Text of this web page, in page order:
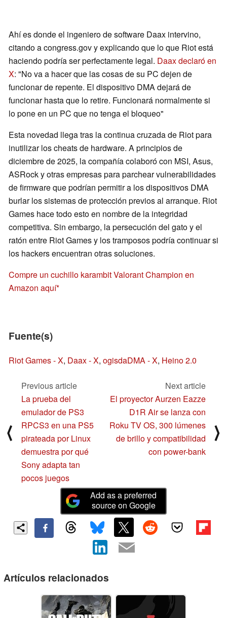
Ahí es donde el ingeniero de software Daax intervino,
citando a congress.gov y explicando que lo que Riot está
haciendo podría ser perfectamente legal. Daax declaró en
X: "No va a hacer que las cosas de su PC dejen de
funcionar de repente. El dispositivo DMA dejará de
funcionar hasta que lo retire. Funcionará normalmente si
lo pone en un PC que no tenga el bloqueo"
Esta novedad llega tras la continua cruzada de Riot para
inutilizar los cheats de hardware. A principios de
diciembre de 2025, la compañía colaboró con MSI, Asus,
ASRock y otras empresas para parchear vulnerabilidades
de firmware que podrían permitir a los dispositivos DMA
burlar los sistemas de protección previos al arranque. Riot
Games hace todo esto en nombre de la integridad
competitiva. Sin embargo, la persecución del gato y el
ratón entre Riot Games y los tramposos podría continuar si
los hackers encuentran otras soluciones.
Compre un cuchillo karambit Valorant Champion en
Amazon aquí
Fuente(s)
Riot Games - X, Daax - X, ogisdaDMA - X, Heino 2.0
⟨
Previous article
La prueba del
emulador de PS3
RPCS3 en una PS5
pirateada por Linux
demuestra por qué
Sony adapta tan
pocos juegos
Next article
El proyector Aurzen Eazze
D1R Air se lanza con
Roku TV OS, 300 lúmenes
de brillo y compatibilidad
con power-bank
⟩
Add as a preferred
source on Google
Artículos relacionados